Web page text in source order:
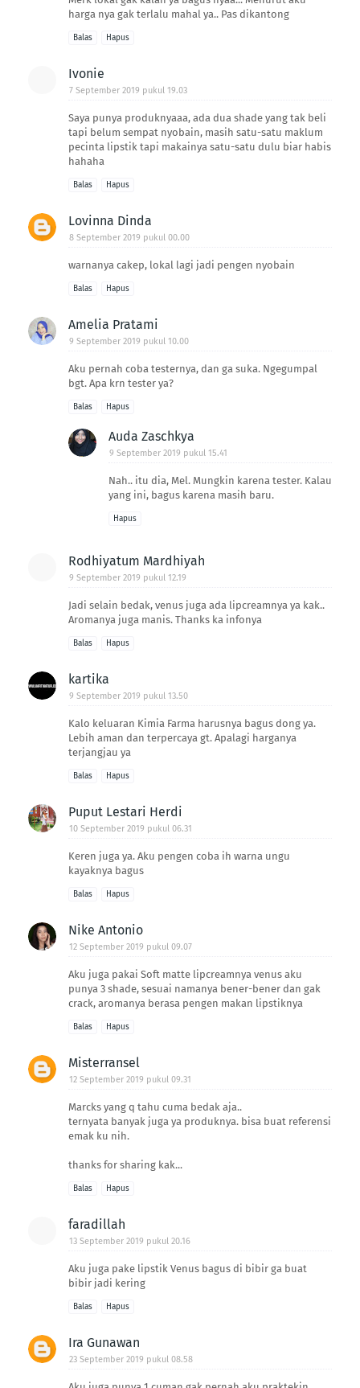
harga nya gak terlalu mahal ya.. Pas dikantong
Balas Hapus
Ivonie
7 September 2019 pukul 19.03
Saya punya produknyaaa, ada dua shade yang tak beli
tapi belum sempat nyobain, masih satu-satu maklum
pecinta lipstik tapi makainya satu-satu dulu biar habis
hahaha
Balas Hapus
Lovinna Dinda
8 September 2019 pukul 00.00
warnanya cakep, lokal lagi jadi pengen nyobain
Balas Hapus
Amelia Pratami
9 September 2019 pukul 10.00
Aku pernah coba testernya, dan ga suka. Ngegumpal
bgt. Apa krn tester ya?
Balas Hapus
Auda Zaschkya
9 September 2019 pukul 15.41
Nah.. itu dia, Mel. Mungkin karena tester. Kalau
yang ini, bagus karena masih baru.
Hapus
Rodhiyatum Mardhiyah
9 September 2019 pukul 12.19
Jadi selain bedak, venus juga ada lipcreamnya ya kak..
Aromanya juga manis. Thanks ka infonya
Balas Hapus
kartika
9 September 2019 pukul 13.50
Kalo keluaran Kimia Farma harusnya bagus dong ya.
Lebih aman dan terpercaya gt. Apalagi harganya
terjangjau ya
Balas Hapus
Puput Lestari Herdi
10 September 2019 pukul 06.31
Keren juga ya. Aku pengen coba ih warna ungu
kayaknya bagus
Balas Hapus
Nike Antonio
12 September 2019 pukul 09.07
Aku juga pakai Soft matte lipcreamnya venus aku
punya 3 shade, sesuai namanya bener-bener dan gak
crack, aromanya berasa pengen makan lipstiknya
Balas Hapus
Misterransel
12 September 2019 pukul 09.31
Marcks yang q tahu cuma bedak aja..
ternyata banyak juga ya produknya. bisa buat referensi
emak ku nih.
thanks for sharing kak...
Balas Hapus
faradillah
13 September 2019 pukul 20.16
Aku juga pake lipstik Venus bagus di bibir ga buat
bibir jadi kering
Balas Hapus
Ira Gunawan
23 September 2019 pukul 08.58